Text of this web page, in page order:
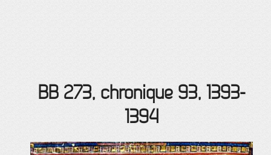
BB 273, chronique 93, 1393-
1394